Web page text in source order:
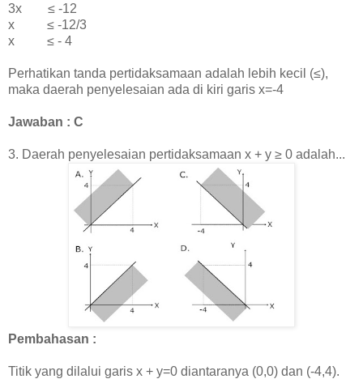
3x ≤ -12
x ≤ -12/3
x ≤ - 4
Perhatikan tanda pertidaksamaan adalah lebih kecil (≤),
maka daerah penyelesaian ada di kiri garis x=-4
Jawaban : C
3. Daerah penyelesaian pertidaksamaan x + y ≥ 0 adalah...
Pembahasan :
Titik yang dilalui garis x + y=0 diantaranya (0,0) dan (-4,4).